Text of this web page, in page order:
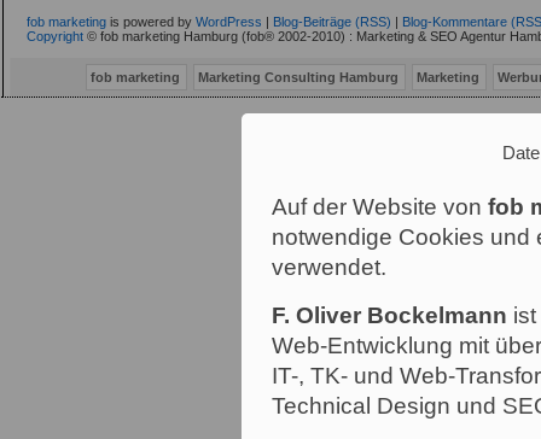
fob marketing is powered by WordPress Blog-Beiträge (RSS)
Blog-Kommentare
Copyright © fob marketing Hamburg (fob® 2002-2010) : Marketing & SEO Agentur
fob marketing Marketing Consulting Hamburg Marketing
Auf der Website von fob
notwendige Cookies und
verwendet.
F. Oliver Bockelmann
Web-Entwicklung mit
IT-, TK- und Web-
Technical Design und